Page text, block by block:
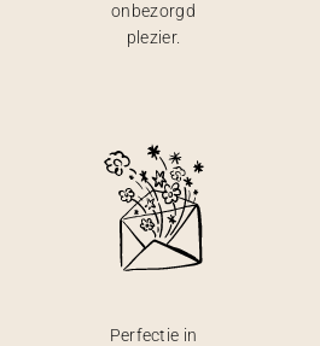
onbezorgd
plezier.
Perfectie in